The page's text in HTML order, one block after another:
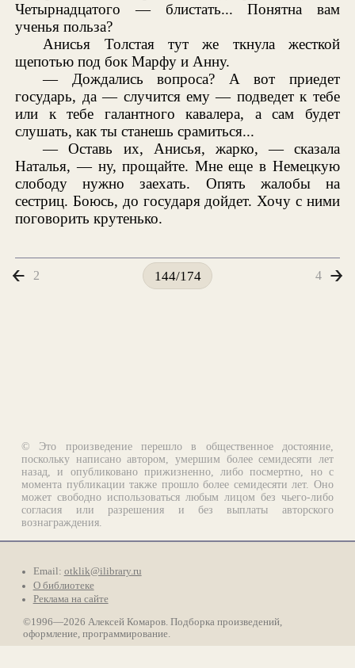
Четырнадцатого — блистать... Понятна вам
ученья польза?
Анисья Толстая тут же ткнула жесткой
щепотью под бок Марфу и Анну.
— Дождались вопроса? А вот приедет
государь, да — случится ему — подведет к тебе
или к тебе галантного кавалера, а сам будет
слушать, как ты станешь срамиться...
— Оставь их, Анисья, жарко, — сказала
Наталья, — ну, прощайте. Мне еще в Немецкую
слободу нужно заехать. Опять жалобы на
сестриц. Боюсь, до государя дойдет. Хочу с ними
поговорить крутенько.
2 144/174 4
© Это произведение перешло в общественное достояние,
поскольку написано автором, умершим более семидесяти лет
назад, и опубликовано прижизненно, либо посмертно, но с
момента публикации также прошло более семидесяти лет. Оно
может свободно использоваться любым лицом без чьего-либо
согласия или разрешения и без выплаты авторского
вознаграждения.
Email: otklik@ilibrary.ru
О библиотеке
Реклама на сайте
©1996—2026 Алексей Комаров. Подборка произведений,
оформление, программирование.